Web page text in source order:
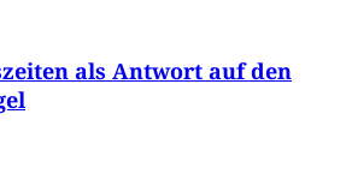
als Antwort auf den